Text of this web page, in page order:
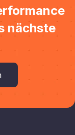
nächste